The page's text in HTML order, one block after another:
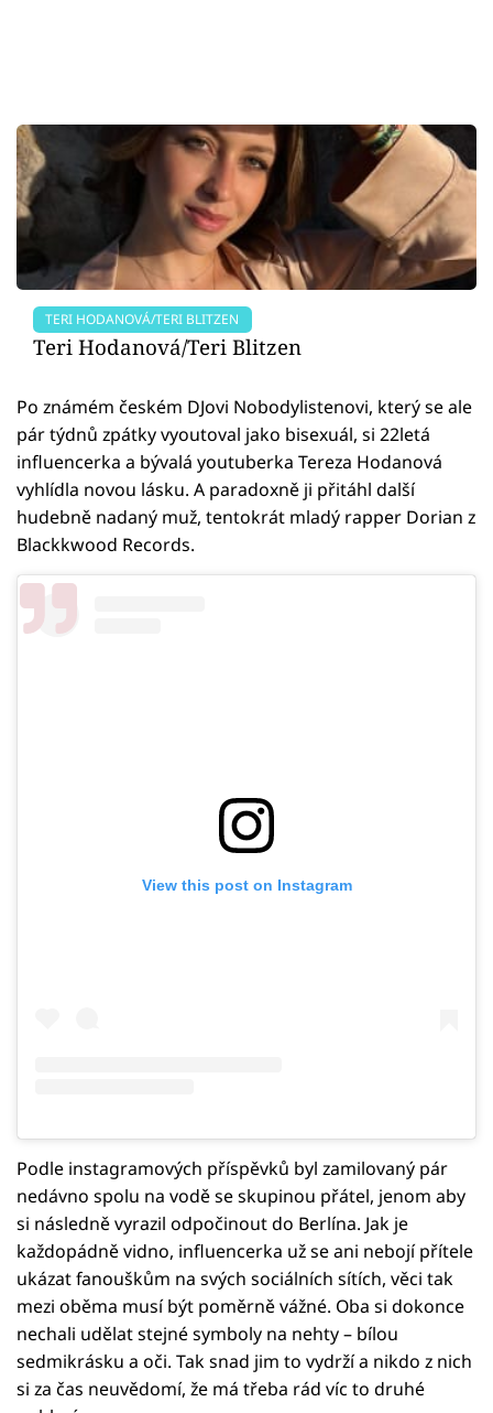
TERI HODANOVÁ/TERI BLITZEN
Teri Hodanová/Teri Blitzen
Po známém českém DJovi Nobodylistenovi, který se ale
pár týdnů zpátky vyoutoval jako bisexuál, si 22letá
influencerka a bývalá youtuberka Tereza Hodanová
vyhlídla novou lásku. A paradoxně ji přitáhl další
hudebně nadaný muž, tentokrát mladý rapper Dorian z
Blackkwood Records.
View this post on Instagram
Podle instagramových příspěvků byl zamilovaný pár
nedávno spolu na vodě se skupinou přátel, jenom aby
si následně vyrazil odpočinout do Berlína. Jak je
každopádně vidno, influencerka už se ani nebojí přítele
ukázat fanouškům na svých sociálních sítích, věci tak
mezi oběma musí být poměrně vážné. Oba si dokonce
nechali udělat stejné symboly na nehty – bílou
sedmikrásku a oči. Tak snad jim to vydrží a nikdo z nich
si za čas neuvědomí, že má třeba rád víc to druhé